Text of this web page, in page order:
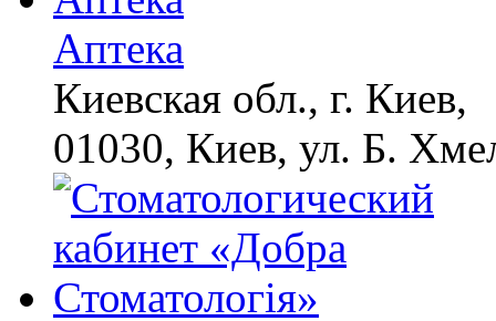
Канадская гимнастка
Беззубенко
призналась, чем ее
разочаровала Москва
i
Ногти будут чистыми!
убьет грибок,
возьмите 3%-ю…
Аптека
Киевская обл., г. Киев,
01030, Киев, ул. Б.